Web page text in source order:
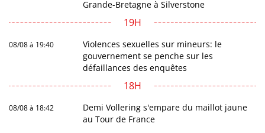
Grande-Bretagne à Silverstone
19H
08/08 à 19:40
Violences sexuelles sur mineurs: le
gouvernement se penche sur les
défaillances des enquêtes
18H
08/08 à 18:42
Demi Vollering s'empare du maillot jaune
au Tour de France